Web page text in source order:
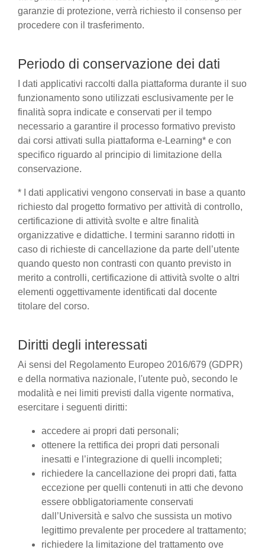
garanzie di protezione, verrà richiesto il consenso per
procedere con il trasferimento.
Periodo di conservazione dei dati
I dati applicativi raccolti dalla piattaforma durante il suo
funzionamento sono utilizzati esclusivamente per le
finalità sopra indicate e conservati per il tempo
necessario a garantire il processo formativo previsto
dai corsi attivati sulla piattaforma e-Learning* e con
specifico riguardo al principio di limitazione della
conservazione.
* I dati applicativi vengono conservati in base a quanto
richiesto dal progetto formativo per attività di controllo,
certificazione di attività svolte e altre finalità
organizzative e didattiche. I termini saranno ridotti in
caso di richieste di cancellazione da parte dell’utente
quando questo non contrasti con quanto previsto in
merito a controlli, certificazione di attività svolte o altri
elementi oggettivamente identificati dal docente
titolare del corso.
Diritti degli interessati
Ai sensi del Regolamento Europeo 2016/679 (GDPR)
e della normativa nazionale, l'utente può, secondo le
modalità e nei limiti previsti dalla vigente normativa,
esercitare i seguenti diritti:
accedere ai propri dati personali;
ottenere la rettifica dei propri dati personali
inesatti e l’integrazione di quelli incompleti;
richiedere la cancellazione dei propri dati, fatta
eccezione per quelli contenuti in atti che devono
essere obbligatoriamente conservati
dall’Università e salvo che sussista un motivo
legittimo prevalente per procedere al trattamento;
richiedere la limitazione del trattamento ove